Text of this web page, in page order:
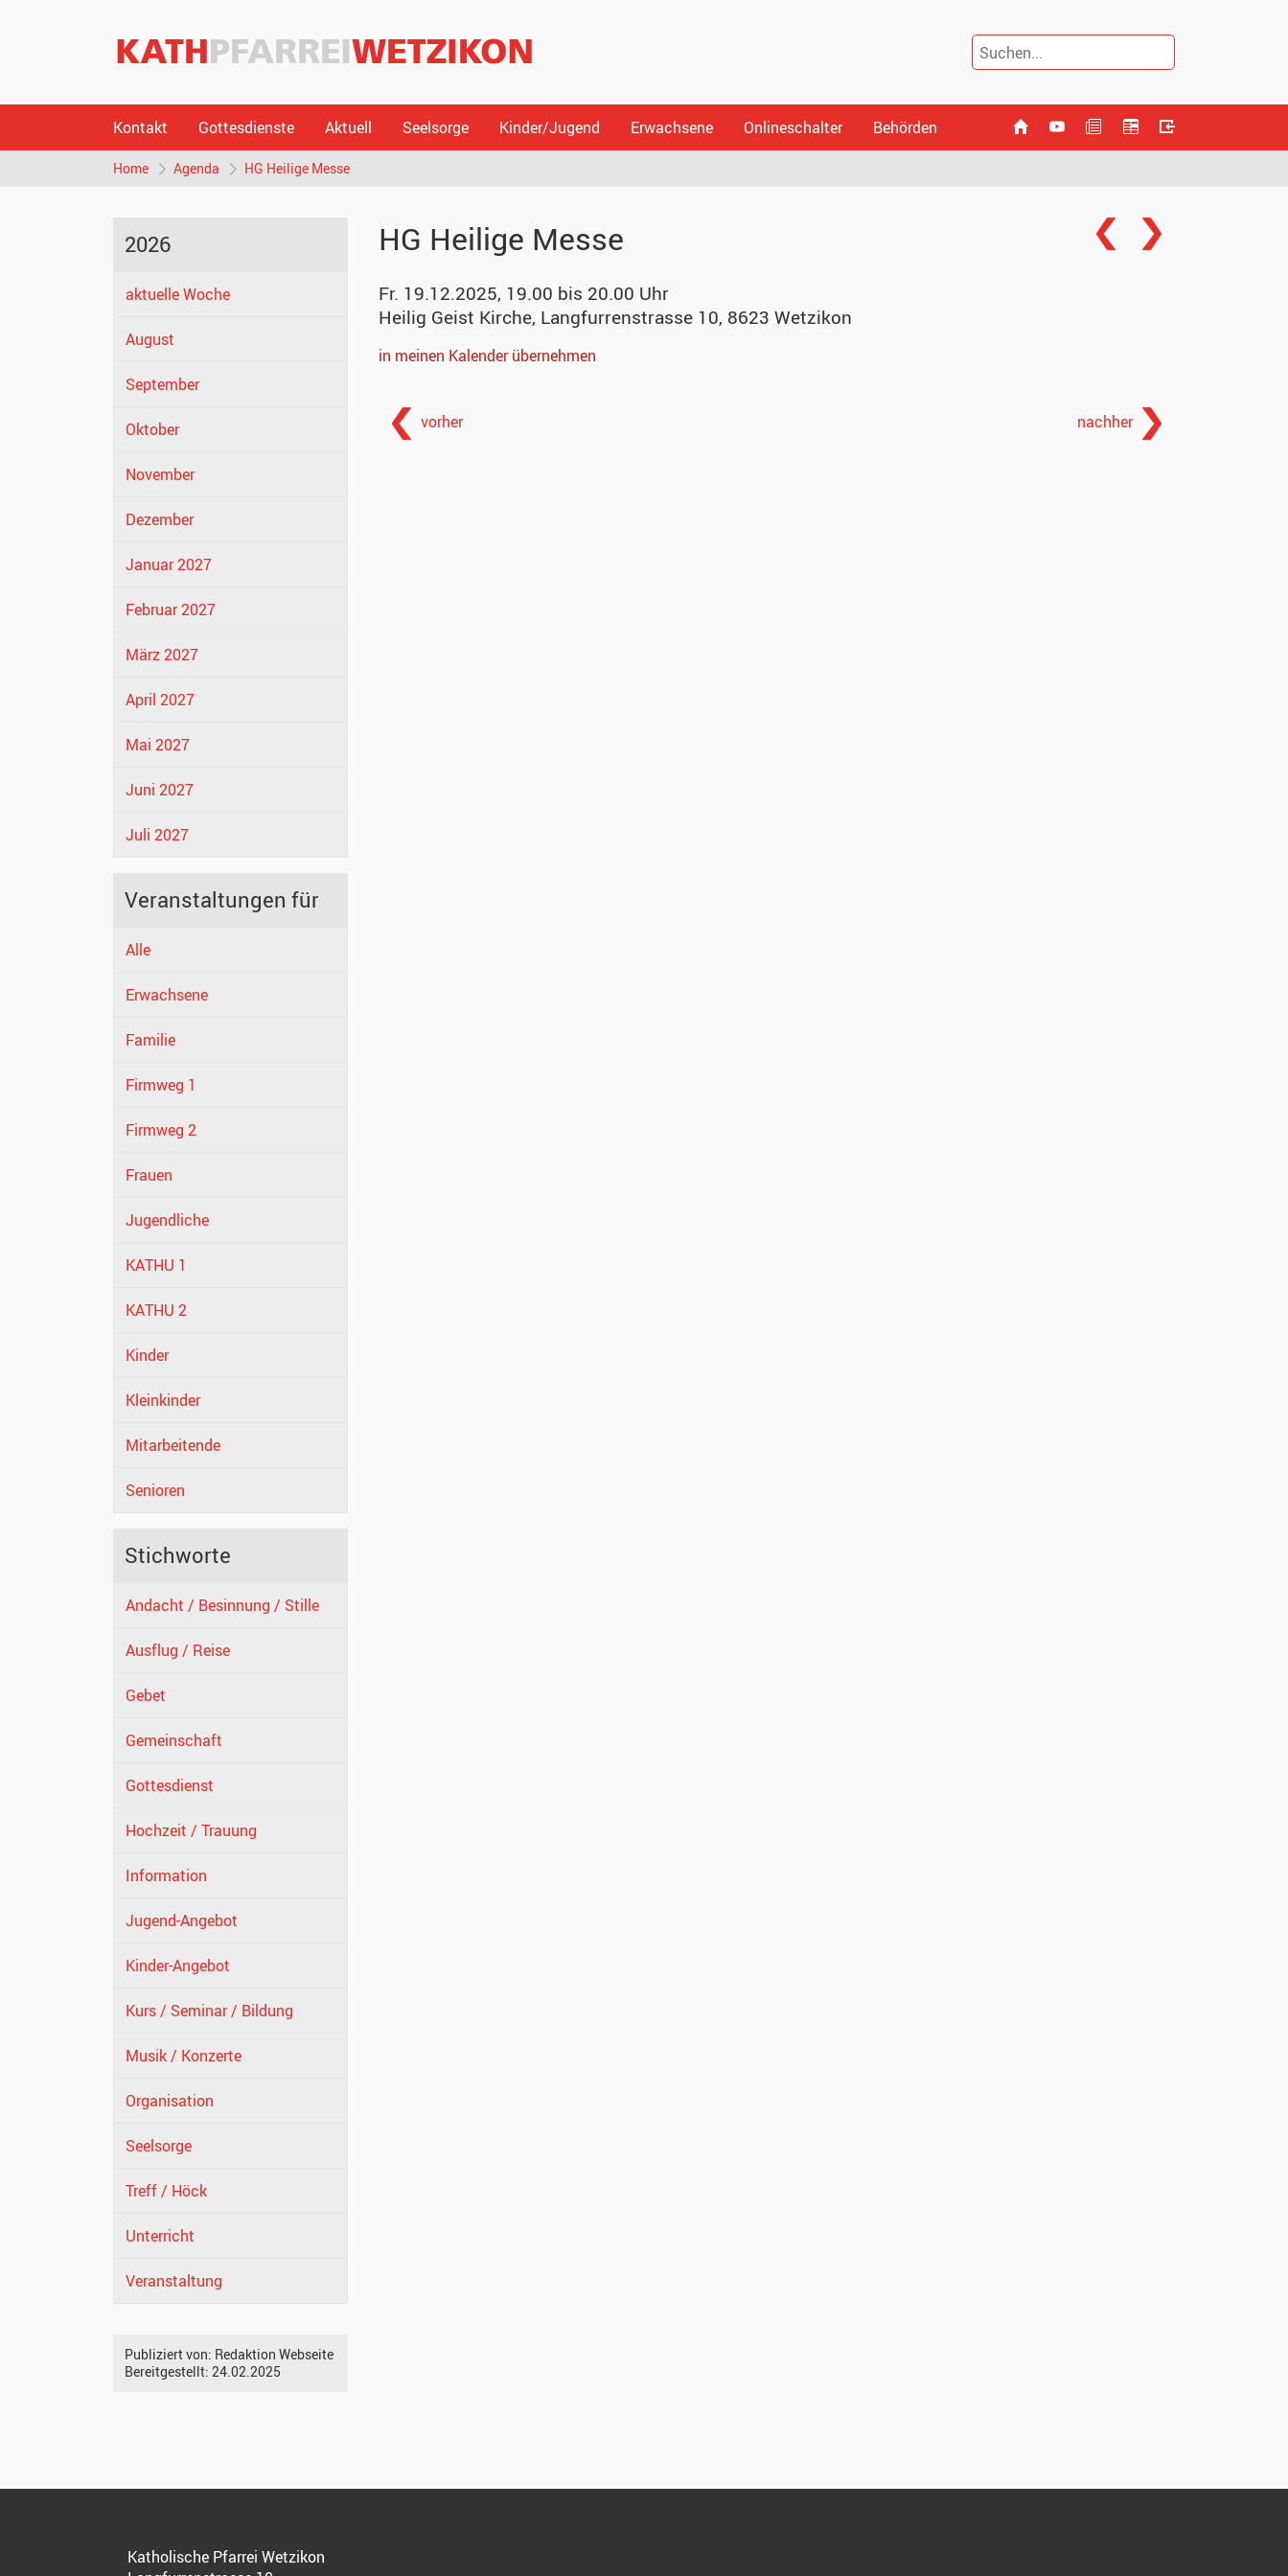
Kontakt Gottesdienste Aktuell Seelsorge Kinder/Jugend Erwachsene Onlineschalter Behörden
Home Agenda HG Heilige Messe
2026
aktuelle Woche
August
September
Oktober
November
Dezember
Januar 2027
Februar 2027
März 2027
April 2027
Mai 2027
Juni 2027
Juli 2027
Veranstaltungen für
Alle
Erwachsene
Familie
Firmweg 1
Firmweg 2
Frauen
Jugendliche
KATHU 1
KATHU 2
Kinder
Kleinkinder
Mitarbeitende
Senioren
Stichworte
Andacht / Besinnung / Stille
Ausflug / Reise
Gebet
Gemeinschaft
Gottesdienst
Hochzeit / Trauung
Information
Jugend-Angebot
Kinder-Angebot
Kurs / Seminar / Bildung
Musik / Konzerte
Organisation
Seelsorge
Treff / Höck
Unterricht
Veranstaltung
Publiziert von: Redaktion Webseite
Bereitgestellt: 24.02.2025
HG Heilige Messe
Fr. 19.12.2025, 19.00 bis 20.00 Uhr
Heilig Geist Kirche, Langfurrenstrasse 10, 8623 Wetzikon
in meinen Kalender übernehmen
vorher nachher
Katholische Pfarrei Wetzikon